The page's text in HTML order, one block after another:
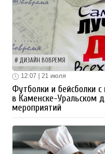
ДИЗАЙН ВОВРЕМЯ
12:07 | 21 июля
Футболки и бейсболки
в Каменске-Уральском
мероприятий